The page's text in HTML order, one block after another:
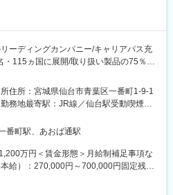
有。
は先輩社員が慣れるまで同行するた
境です。
が発生した場合は当番制にて対応を進
リーディングカンパニー/キャリアパス充
・115ヵ国に展開/取り扱い製品の75％以
、当社製品の提案営業を行っていただ
ポート（手術の立会いあり）
住所：宮城県仙台市青葉区一番町1-9-1
囲：会社の定める事業所（リモートワ
番町駅、あおば通駅
万円＜賃金形態＞月給制補足事項な
給）：270,000円～700,000円固定残業